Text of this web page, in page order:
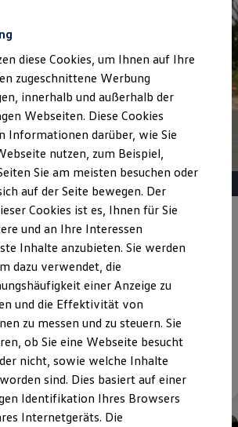
unterwegs
Zuhause
finden
Kauf
Förderung
und Konnektivität
Software 6
Versionen und Updates
Extras
zu Ihrem ID.
R und R Experience
entdecken
Privatkunden
für Privatkunden | 0,00 €
Monate Laufzeit | Jährliche
km
diese Cookies, um Ihnen auf Ihre
zugeschnittene Werbung
innerhalb und außerhalb der
Webseiten. Diese Cookies
Informationen darüber, wie Sie
nutzen, zum Beispiel,
Sie am meisten besuchen oder
auf der Seite bewegen. Der
Cookies ist es, Ihnen für Sie
und an Ihre Interessen
Inhalte anzubieten. Sie werden
dazu verwendet, die
einer Anzeige zu
und die Effektivität von
zu messen und zu steuern. Sie
ob Sie eine Webseite besucht
nicht, sowie welche Inhalte
sind. Dies basiert auf einer
Identifikation Ihres Browsers
Internetgeräts. Die